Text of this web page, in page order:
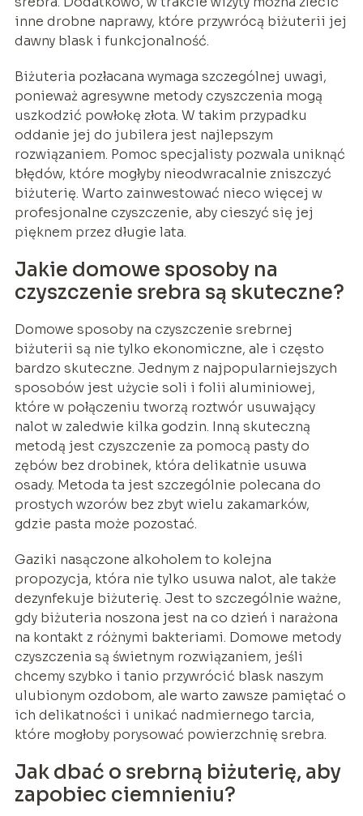
inne drobne naprawy, które przywrócą biżuterii jej
dawny blask i funkcjonalność.
Biżuteria pozłacana wymaga szczególnej uwagi,
ponieważ agresywne metody czyszczenia mogą
uszkodzić powłokę złota. W takim przypadku
oddanie jej do jubilera jest najlepszym
rozwiązaniem. Pomoc specjalisty pozwala uniknąć
błędów, które mogłyby nieodwracalnie zniszczyć
biżuterię. Warto zainwestować nieco więcej w
profesjonalne czyszczenie, aby cieszyć się jej
pięknem przez długie lata.
Jakie domowe sposoby na
czyszczenie srebra są skuteczne?
Domowe sposoby na czyszczenie srebrnej
biżuterii są nie tylko ekonomiczne, ale i często
bardzo skuteczne. Jednym z najpopularniejszych
sposobów jest użycie soli i folii aluminiowej,
które w połączeniu tworzą roztwór usuwający
nalot w zaledwie kilka godzin. Inną skuteczną
metodą jest czyszczenie za pomocą pasty do
zębów bez drobinek, która delikatnie usuwa
osady. Metoda ta jest szczególnie polecana do
prostych wzorów bez zbyt wielu zakamarków,
gdzie pasta może pozostać.
Gaziki nasączone alkoholem to kolejna
propozycja, która nie tylko usuwa nalot, ale także
dezynfekuje biżuterię. Jest to szczególnie ważne,
gdy biżuteria noszona jest na co dzień i narażona
na kontakt z różnymi bakteriami. Domowe metody
czyszczenia są świetnym rozwiązaniem, jeśli
chcemy szybko i tanio przywrócić blask naszym
ulubionym ozdobom, ale warto zawsze pamiętać o
ich delikatności i unikać nadmiernego tarcia,
które mogłoby porysować powierzchnię srebra.
Jak dbać o srebrną biżuterię, aby
zapobiec ciemnieniu?